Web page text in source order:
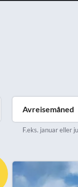
Avreisemåned
F.eks. januar eller